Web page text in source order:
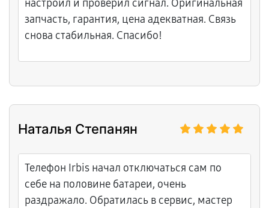
настроил и проверил сигнал. Оригинальная
запчасть, гарантия, цена адекватная. Связь
снова стабильная. Спасибо!
Наталья Степанян
Телефон Irbis начал отключаться сам по
себе на половине батареи, очень
раздражало. Обратилась в сервис, мастер